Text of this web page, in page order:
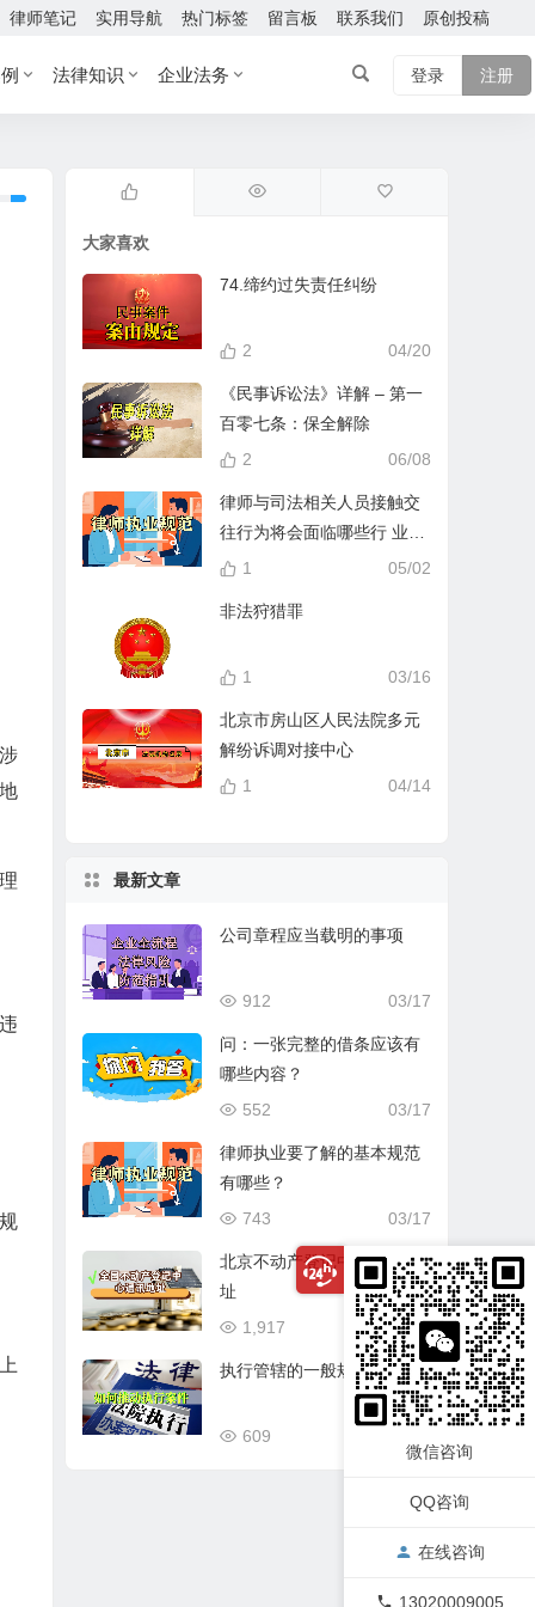
律师笔记 实用导航 热门标签 留言板 联系我们 原创投稿
法律知识 企业法务 登录 注册
大家喜欢
74.缔约过失责任纠纷
04/20
2
《民事诉讼法》详解 – 第一
百零七条：保全解除
06/08
2
律师与司法相关人员接触交
往行为将会面临哪些行 业处
分？
05/02
1
非法狩猎罪
03/16
1
北京市房山区人民法院多元
解纷诉调对接中心
04/14
1
最新文章
公司章程应当载明的事项
03/17
912
问：一张完整的借条应该有
哪些内容？
03/17
552
律师执业要了解的基本规范
有哪些？
03/17
743
北京不动产登记中心通讯地
址
03/17
1,917
执行管辖的一般规定
609
微信咨询
QQ咨询
在线咨询
13020009005